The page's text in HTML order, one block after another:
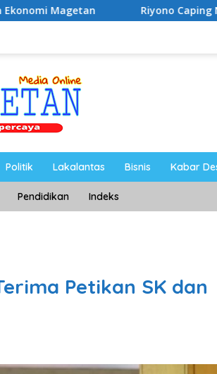
Riyono Caping Nobar Timnas Indonesia
Politik Lakalantas Bisnis Kabar
Pendidikan Indeks
Petikan SK dan